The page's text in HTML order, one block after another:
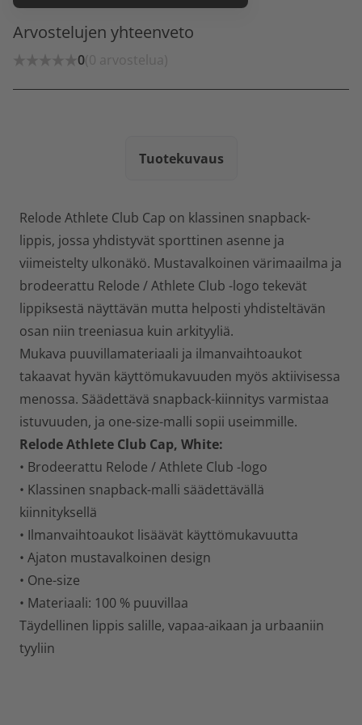
Arvostelujen yhteenveto
0(0 arvostelua)
Tuotekuvaus
Relode Athlete Club Cap on klassinen snapback-
lippis, jossa yhdistyvät sporttinen asenne ja
viimeistelty ulkonäkö. Mustavalkoinen värimaailma ja
brodeerattu Relode / Athlete Club -logo tekevät
lippiksestä näyttävän mutta helposti yhdisteltävän
osan niin treeniasua kuin arkityyliä.
Mukava puuvillamateriaali ja ilmanvaihtoaukot
takaavat hyvän käyttömukavuuden myös aktiivisessa
menossa. Säädettävä snapback-kiinnitys varmistaa
istuvuuden, ja one-size-malli sopii useimmille.
Relode Athlete Club Cap, White:
• Brodeerattu Relode / Athlete Club -logo
• Klassinen snapback-malli säädettävällä
kiinnityksellä
• Ilmanvaihtoaukot lisäävät käyttömukavuutta
• Ajaton mustavalkoinen design
• One-size
• Materiaali: 100 % puuvillaa
Täydellinen lippis salille, vapaa-aikaan ja urbaaniin
tyyliin